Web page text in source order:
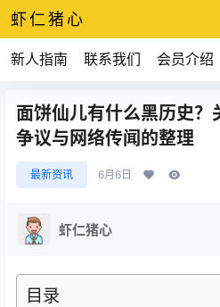
虾仁猪心
新人指南 联系我们 会员介绍
面饼仙儿有什么黑历史？
争议与网络传闻的整理
最新资讯 6月6日
虾仁猪心
目录